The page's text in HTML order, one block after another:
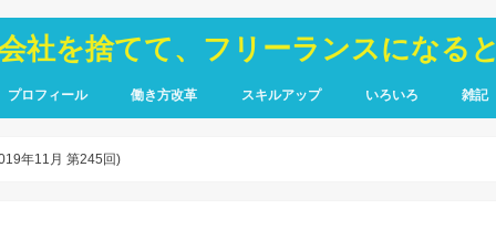
社を捨てて、フリーランスになる
プロフィール 働き方改革 スキルアップ いろいろ 雑記
年11月 第245回)